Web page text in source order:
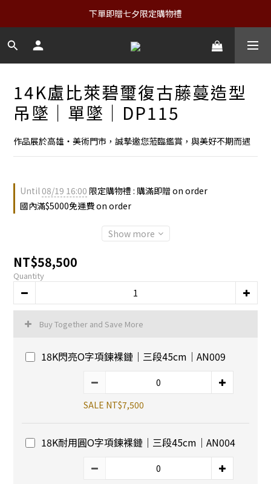
下單即贈七夕限定購物禮
14K盧比萊碧璽復古藤蔓造型
吊墜｜單墜｜DP115
作品展於高雄・美術門市，誠摯邀您蒞臨鑑賞，與美好不期而遇
Until08/19 16:00 限定購物禮 : 購滿即贈 on order
國內滿$5000免運費 on order
Show more
NT$58,500
Quantity
Buy Together and Save More
18K閃亮O字項鍊裸鏈｜三段45cm｜AN009
SALE NT$7,500
18K耐用圓O字項鍊裸鏈｜三段45cm｜AN004